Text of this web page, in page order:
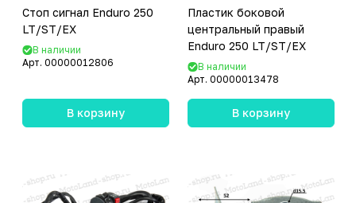
Стоп сигнал Enduro 250
LT/ST/EX
В наличии
Арт. 00000012806
В корзину
Пластик боковой
центральный правый
Enduro 250 LT/ST/EX
В наличии
Арт. 00000013478
В корзину